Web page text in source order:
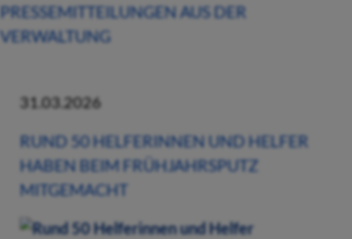
PRESSEMITTEILUNGEN AUS DER
VERWALTUNG
31.03.2026
RUND 50 HELFERINNEN UND HELFER
HABEN BEIM FRÜHJAHRSPUTZ
MITGEMACHT